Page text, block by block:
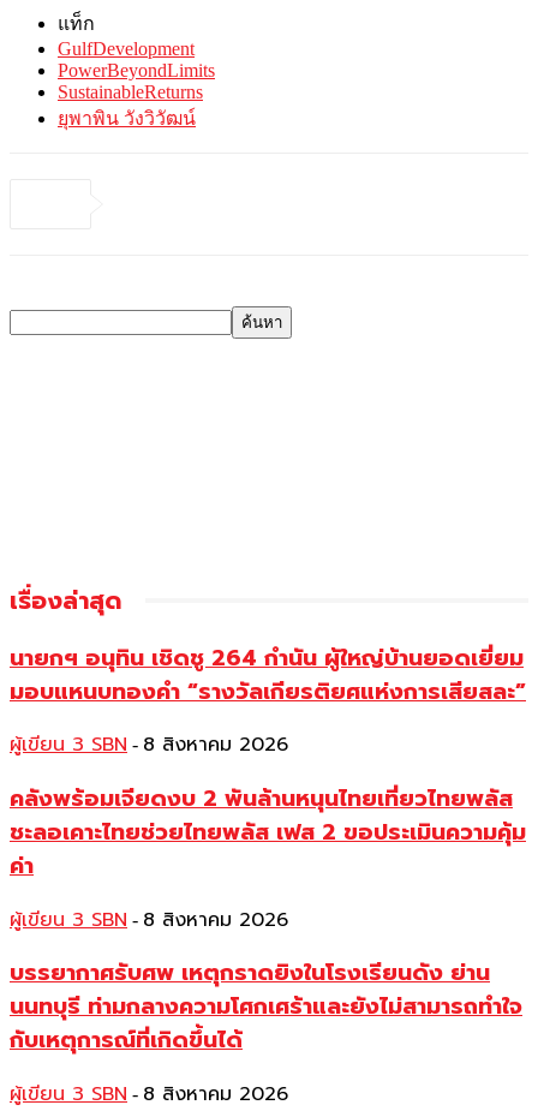
แท็ก
GulfDevelopment
PowerBeyondLimits
SustainableReturns
ยุพาพิน วังวิวัฒน์
เรื่องล่าสุด
นายกฯ อนุทิน เชิดชู 264 กำนัน ผู้ใหญ่บ้านยอดเยี่ยม
มอบแหนบทองคำ “รางวัลเกียรติยศแห่งการเสียสละ”
ผู้เขียน 3 SBN - 8 สิงหาคม 2026
คลังพร้อมเจียดงบ 2 พันล้านหนุนไทยเที่ยวไทยพลัส
ชะลอเคาะไทยช่วยไทยพลัส เฟส 2 ขอประเมินความคุ้ม
ค่า
ผู้เขียน 3 SBN - 8 สิงหาคม 2026
บรรยากาศรับศพ เหตุกราดยิงในโรงเรียนดัง ย่าน
นนทบุรี ท่ามกลางความโศกเศร้าและยังไม่สามารถทำใจ
กับเหตุการณ์ที่เกิดขึ้นได้
ผู้เขียน 3 SBN - 8 สิงหาคม 2026